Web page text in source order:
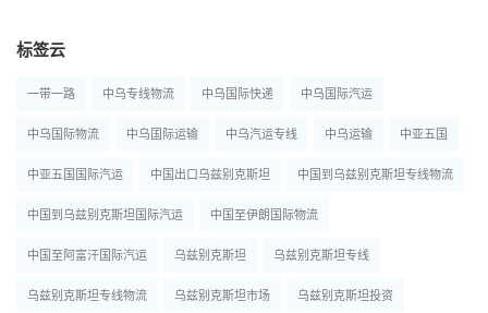
标签云
一带一路 中乌专线物流 中乌国际快递 中乌国际汽运
中乌国际物流 中乌国际运输 中乌汽运专线 中乌运输 中亚五国
中亚五国国际汽运 中国出口乌兹别克斯坦 中国到乌兹别克斯坦专线物流
中国到乌兹别克斯坦国际汽运 中国至伊朗国际物流
中国至阿富汗国际汽运 乌兹别克斯坦 乌兹别克斯坦专线
乌兹别克斯坦专线物流 乌兹别克斯坦市场 乌兹别克斯坦投资